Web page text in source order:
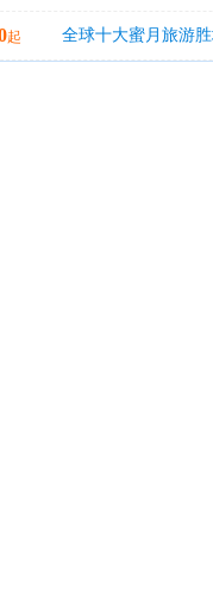
永恒！
起 全球十大蜜月旅游